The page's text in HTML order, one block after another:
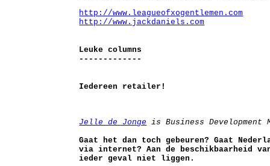
http://www.leagueofxogentlemen.com
http://www.jackdaniels.com
Leuke columns
-------------
Iedereen retailer!
Jelle de Jonge is Business Development
Gaat het dan toch gebeuren? Gaat
via internet? Aan de beschikbaarheid
ieder geval niet liggen.